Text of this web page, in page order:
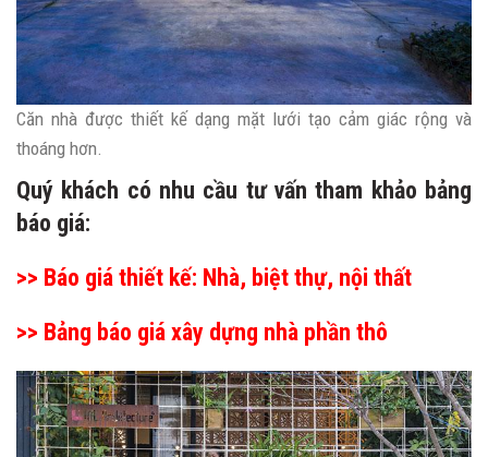
Căn nhà được thiết kế dạng mặt lưới tạo cảm giác rộng và
thoáng hơn.
Quý khách có nhu cầu tư vấn tham khảo bảng
báo giá:
>> Báo giá thiết kế: Nhà, biệt thự, nội thất
>> Bảng báo giá xây dựng nhà phần thô